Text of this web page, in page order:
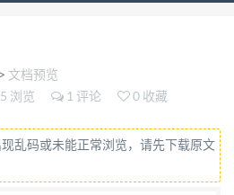
原因 a) 侵权文档 侵权文档：
法代理人授权，用户上 传的
识产权及其他合法权利的文
： 1.用户上传的侵犯包括他人
及其他 合法权利的文档； 2.
他人的作品进行改编、翻
> 文档预览
浏览 1 评论
0 收藏
乱码或未能正常浏览，请先下载原文